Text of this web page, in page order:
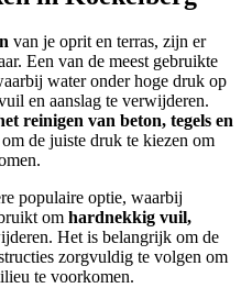
van je oprit en terras, zijn er
Een van de meest gebruikte
water onder hoge druk op
en aanslag te verwijderen.
reinigen van beton, tegels en
de juiste druk te kiezen om
populaire optie, waarbij
om hardnekkig vuil,
Het is belangrijk om de
zorgvuldig te volgen om
te voorkomen.